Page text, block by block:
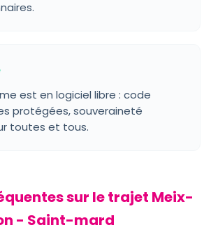
est en logiciel libre : code
protégées, souveraineté
toutes et tous.
sur le trajet Meix-
- Saint-mard